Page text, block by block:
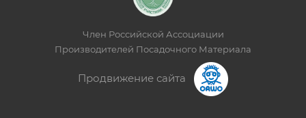
Член Российской Ассоциации
Производителей Посадочного Материала
Продвижение сайта